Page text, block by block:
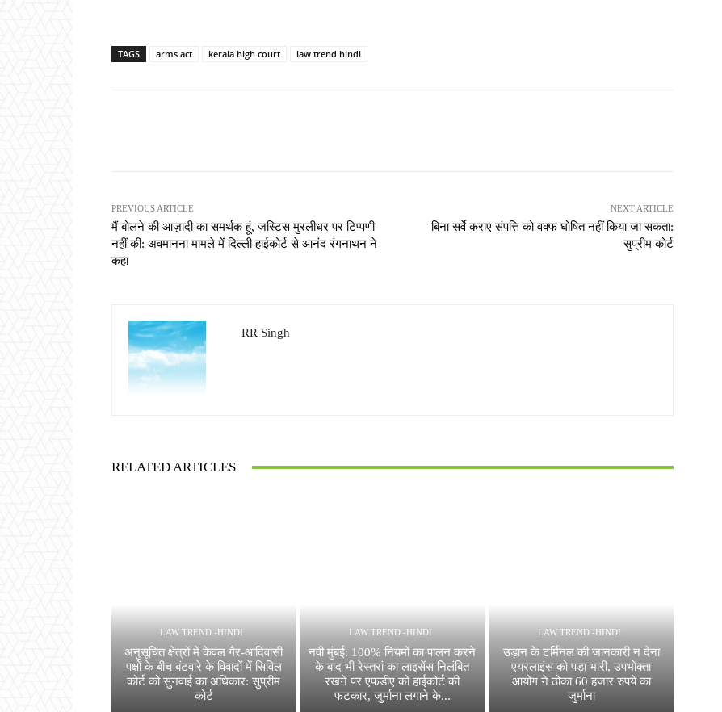
TAGS arms act kerala high court law trend hindi
PREVIOUS ARTICLE
मैं बोलने की आज़ादी का समर्थक हूं, जस्टिस मुरलीधर पर टिप्पणी
नहीं की: अवमानना मामले में दिल्ली हाईकोर्ट से आनंद रंगनाथन ने
कहा
NEXT ARTICLE
बिना सर्वे कराए संपत्ति को वक्फ घोषित नहीं किया जा सकता:
सुप्रीम कोर्ट
RR Singh
RELATED ARTICLES
LAW TREND -HINDI
अनुसूचित क्षेत्रों में केवल गैर-आदिवासी
पक्षों के बीच बंटवारे के विवादों में सिविल
कोर्ट को सुनवाई का अधिकार: सुप्रीम
कोर्ट
LAW TREND -HINDI
नवी मुंबई: 100% नियमों का पालन करने
के बाद भी रेस्तरां का लाइसेंस निलंबित
रखने पर एफडीए को हाईकोर्ट की
फटकार, जुर्माना लगाने के...
LAW TREND -HINDI
उड़ान के टर्मिनल की जानकारी न देना
एयरलाइंस को पड़ा भारी, उपभोक्ता
आयोग ने ठोका 60 हजार रुपये का
जुर्माना